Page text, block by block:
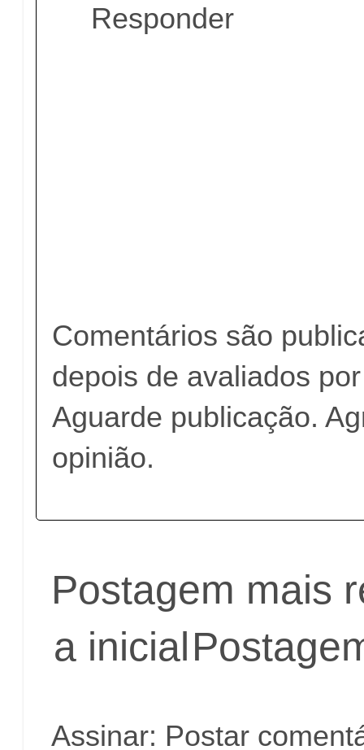
Responder
Comentários são
depois de avaliados
Aguarde publicação.
opinião.
Postagem mais
a inicial
Assinar: Postar